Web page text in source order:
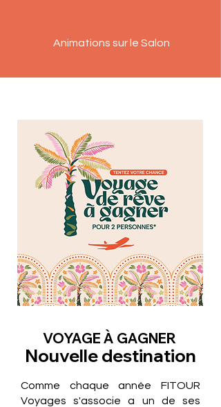
Animations sur le Salon
VOYAGE À GAGNER
Nouvelle destination
Comme chaque année FITOUR
Voyages s'associe a un de ses